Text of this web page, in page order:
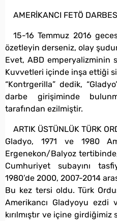
AMERİKANCI FETÖ
15-16 Temmuz 2016
özetleyin derseniz, olay
Evet, ABD emperyalizminin
Kuvvetleri içinde inşa ettiği
“Kontrgerilla” dedik,
darbe girişiminde
tarafından ezilmiştir.
ARTIK ÜSTÜNLÜK TÜRK
Gladyo, 1971 ve 1980
Ergenekon/Balyoz
Cumhuriyet subayını
1980’de 2000, 2007-2014
Bu kez tersi oldu. Türk
Amerikancı Gladyoyu
kırılmıştır ve içine